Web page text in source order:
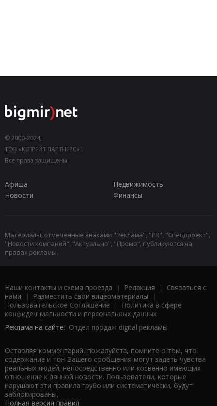
© 2000-2024,
ТОВ «КЕПРЕЙТ ПАРТНЕРС»".
Все права защищены.
Афиша
Недвижимость
Новости
Финансы
Материалы, отмеченные знаками "Реклама", "PR", "Спецпроект",
"Новости компаний", "Актуально", "Промо", публикуются на
правах рекламы.
Наши контакты и схема проезда | Редакция | Связаться с
нами | Разместить свои видеоматериалы |
Пользовательское Соглашение |
Политика в сфере
конфиденциальности и персональных данных
Реклама на сайте: Отдел продаж digital рекламы
Оставляя комментарий, пожалуйста, помните о том, что
содержание и тон Вашего сообщения могут задеть чувства
реальных людей, непосредственно или косвенно имеющих
отношение к данной новости. Пользователи, которые
нарушают эти правила грубо или систематически, будут
заблокированы.
Полная версия правил